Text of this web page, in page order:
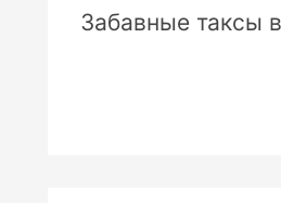
Забавные таксы